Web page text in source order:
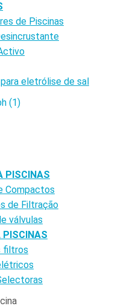
de Piscinas
eletrólise de sal
PISCINAS
Compactos
de Filtração
válvulas
PISCINAS
filtros